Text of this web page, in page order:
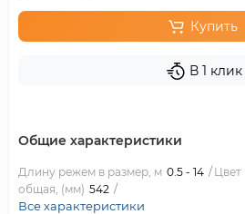
Купить
В 1 клик
Общие характеристики
Длину режем в размер, м 0.5 - 14 Цвет
общая, (мм) 542
Все характеристики